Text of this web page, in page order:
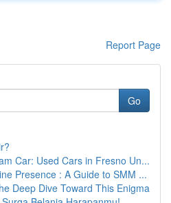
Report Page
Go
Car: Used Cars in Fresno Un...
Presence : A Guide to SMM ...
Deep Dive Toward This Enigma